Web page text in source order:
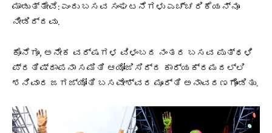
ಮಾಡುತ್ತೇವೆ: ಎಂದು ಬಸವ ಸಂಘಟನೆಗಳು ಎಚ್ಚರಿಕೆಯನ್ನೂ
ನೀಡಿದ್ದವು.
ಕೊನೆಗೂ, ಅನೇಕ ವರ್ಷಗಳ ವಿಳಂಬದ ನಂತರ ಬಸವ ಪುತ್ಥಳಿ
ಪ್ರತಿಷ್ಠಾಪನಾ ಸಮಿತಿ ಆಯೋಜಿಸಿದ್ದ ಕಾರ್ಯಕ್ರಮದಲ್ಲಿ
ಶನಿವಾರ ಜಗಜ್ಯೋತಿ ಬಸವೇಶ್ವರ ಮೂರ್ತಿ ಅನಾವರಣಗೊಂಡಿತು.